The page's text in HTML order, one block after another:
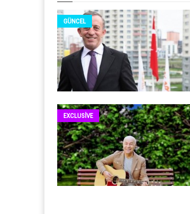
GÜNCEL
EXCLUSİVE